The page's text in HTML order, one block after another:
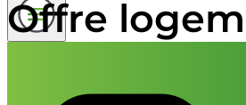
Offre